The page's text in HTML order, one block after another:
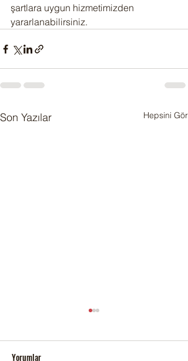
şartlara uygun hizmetimizden
yararlanabilirsiniz.
Son Yazılar Hepsini Gör
Yorumlar